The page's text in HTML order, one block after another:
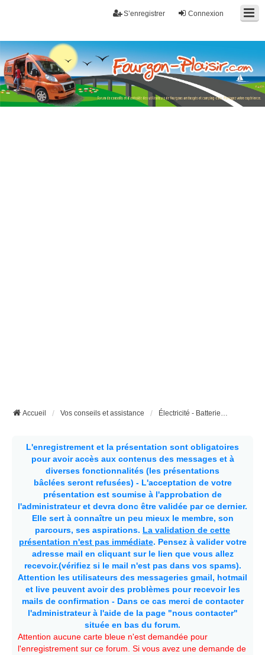
Connexion
S’enregistrer
Fourgon-plaisir.com
Forum de conseils et d'entraide des utilisateurs de fourgons, fourgons
aménagés, vans et de camping-car. Partagez votre expérience.
Accueil Vos conseils et assistance Électricité - Batteries - Panneaux solaires etc...
L'enregistrement et la présentation sont obligatoires
pour avoir accès aux contenus des messages et à
diverses fonctionnalités (les présentations
bâclées seront refusées) - L'acceptation de votre
présentation est soumise à l'approbation de
l'administrateur et devra donc être validée par ce dernier.
Elle sert à connaître un peu mieux le membre, son
parcours, ses aspirations. La validation de cette
présentation n'est pas immédiate. Pensez à valider votre
adresse mail en cliquant sur le lien que vous allez
recevoir.(vérifiez si le mail n'est pas dans vos spams).
Attention les utilisateurs des messageries gmail, hotmail
et live peuvent avoir des problèmes pour recevoir les
mails de confirmation - Dans ce cas merci de contacter
l'administrateur à l'aide de la page "nous contacter"
située en bas du forum.
Attention aucune carte bleue n'est demandée pour
l'enregistrement sur ce forum. Si vous avez une demande de